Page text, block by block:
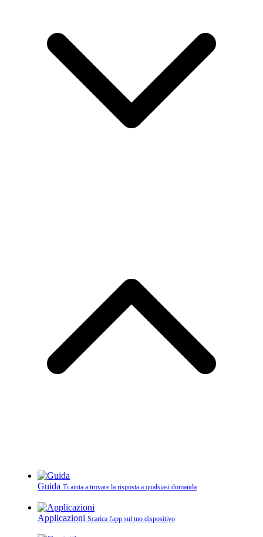
Guida Ti aiuta a trovare la risposta a qualsiasi domanda
Applicazioni Scarica l'app sul tuo dispositivo